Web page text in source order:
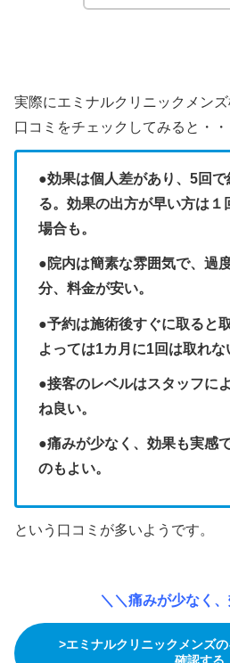
実際にエミナルクリニックメン
口コミをチェックしてみると・・
●効果は個人差があり、5回
る。効果の出方が早い方は１
場合も。
●院内は簡素な雰囲気で、過
分、料金が安い。
●予約は施術後すぐに取ると
よっては1カ月に1回は取れな
●接客のレベルはスタッフに
ね良い。
●痛みが少なく、効果も実感
のもよい。
という口コミが多いようです。
＼＼痛みが少なく
>エミナルクリニックメンズ